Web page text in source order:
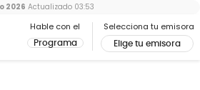
Hable con el
Programa
Selecciona tu emisora
Elige tu emisora
2026 Actualizado 03:53